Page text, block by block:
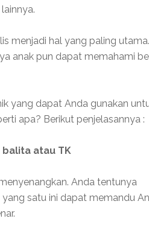
menjadi hal yang paling
anak pun dapat memahami
yang dapat Anda gunakan
apa? Berikut penjelasannya :
atau TK
Anda tentunya
satu ini dapat memandu